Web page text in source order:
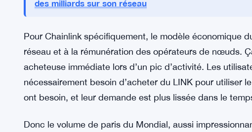
Le décalage entre utilisation technologique et prix de
crypto. Ça s’est vu sur d’autres protocoles
développeurs sont actifs, les transactions
son coin. Pas clair pourquoi le marché fonctionne
À LIRE AUSSI:
Chainlink reste à 7,94 $ alors que les